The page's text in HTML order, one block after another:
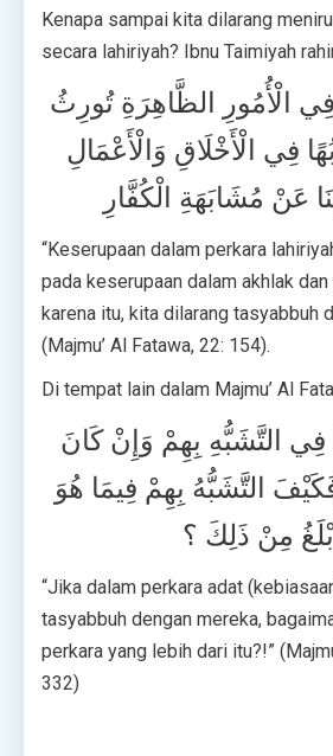
Kenapa sampai kita dilarang
secara lahiriyah? Ibnu Taimiyah
الْأُمُورِ الظَّاهِرَةِ تُورِثُ
فِي الْأَخْلَاقِ وَالْأَعْمَالِ
عَنْ مُشَابَهَةِ الْكُفَّارِ
“Keserupaan dalam perkara
pada keserupaan dalam akhlak dan
karena itu, kita dilarang tasyabbuh
(Majmu’ Al Fatawa, 22: 154).
Di tempat lain dalam Majmu’ Al
فِي التَّشَبُّهِ بِهِمْ وَإِنْ كَانَ
التَّشَبُّهُ بِهِمْ فِيمَا هُوَ
“Jika dalam perkara adat
tasyabbuh dengan mereka,
perkara yang lebih dari itu?!”
332)